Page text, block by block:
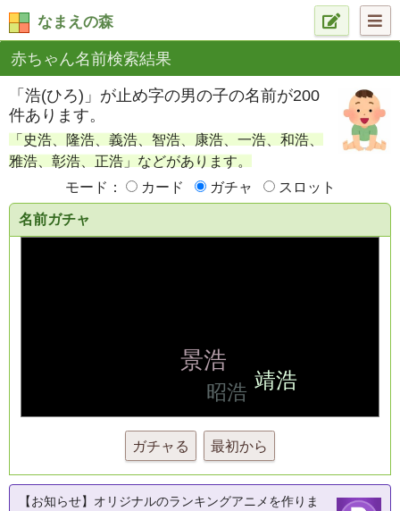
なまえの森
赤ちゃん名前検索結果
「浩(ひろ)」が止め字の男の子の名前が200
件あります。
「史浩、隆浩、義浩、智浩、康浩、一浩、和浩、
雅浩、彰浩、正浩」などがあります。
モード：
カード ガチャ スロット
名前ガチャ
ガチャる 最初から
【お知らせ】オリジナルのランキングアニメを作りま